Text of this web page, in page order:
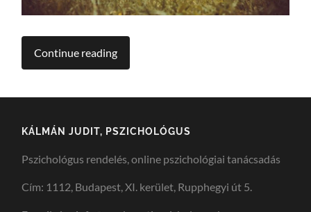
Continue reading
KÁLMÁN JUDIT, PSZICHOLÓGUS
Pszichológus rendelés, online pszichológiai tanácsadás
Cím: 1112, Budapest, XI. kerület, Rupphegyi út 5.